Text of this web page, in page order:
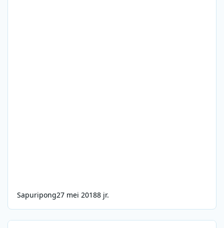
Sapuripong27 mei 20188 jr.